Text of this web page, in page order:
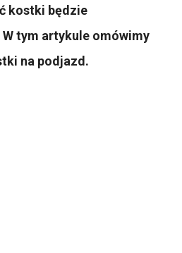
kostki będzie
tym artykule omówimy
na podjazd.